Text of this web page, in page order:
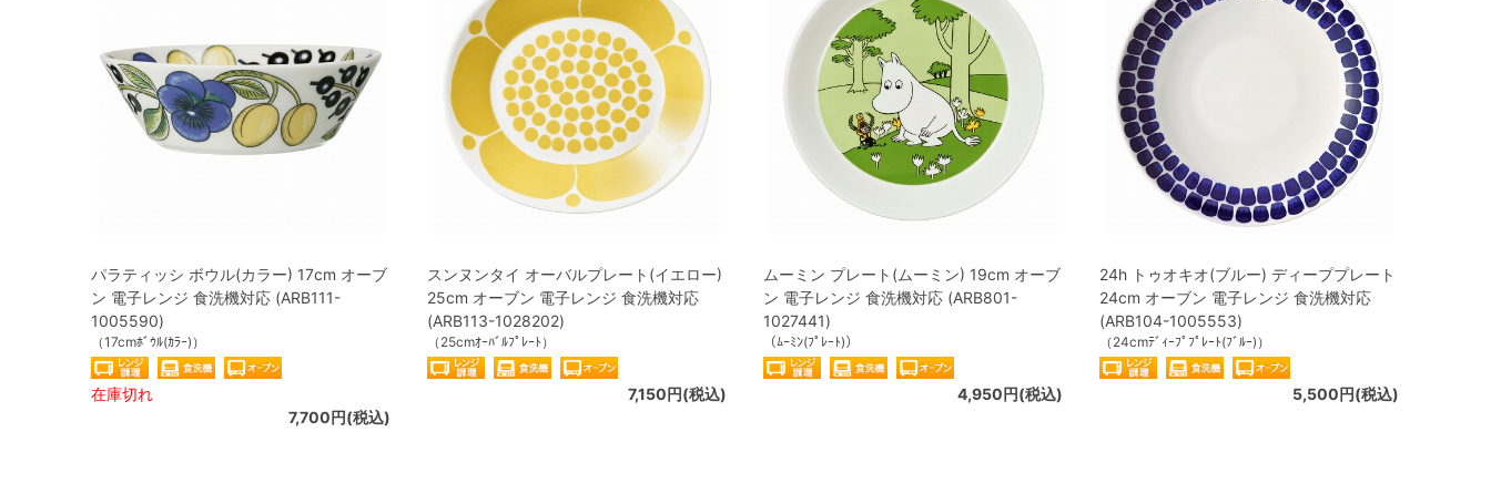
パラティッシ ボウル(カラー) 17cm オーブ
ン 電子レンジ 食洗機対応 (ARB111-
1005590)
（17cmﾎﾞｳﾙ(ｶﾗｰ)）
在庫切れ
7,700円(税込)
スンヌンタイ オーバルプレート(イエロー)
25cm オーブン 電子レンジ 食洗機対応
(ARB113-1028202)
（25cmｵｰﾊﾞﾙﾌﾟﾚｰﾄ）
7,150円(税込)
ムーミン プレート(ムーミン) 19cm オーブ
ン 電子レンジ 食洗機対応 (ARB801-
1027441)
（ﾑｰﾐﾝ(ﾌﾟﾚｰﾄ)）
4,950円(税込)
24h トゥオキオ(ブルー) ディーププレート
24cm オーブン 電子レンジ 食洗機対応
(ARB104-1005553)
（24cmﾃﾞｨｰﾌﾟﾌﾟﾚｰﾄ(ﾌﾞﾙｰ)）
5,500円(税込)